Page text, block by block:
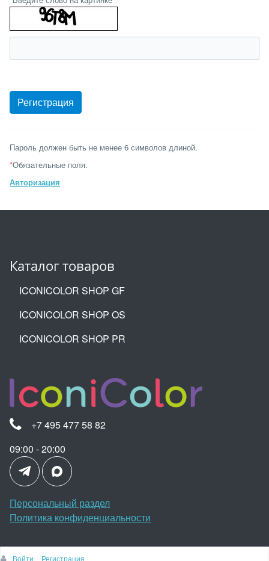
Пароль должен быть не менее 6 символов длиной.
*Обязательные поля.
Авторизация
Каталог товаров
ICONICOLOR SHOP GF
ICONICOLOR SHOP OS
ICONICOLOR SHOP PR
+7 495 477 58 82
09:00 - 20:00
Персональный раздел
Политика конфиденциальности
Войти Регистрация